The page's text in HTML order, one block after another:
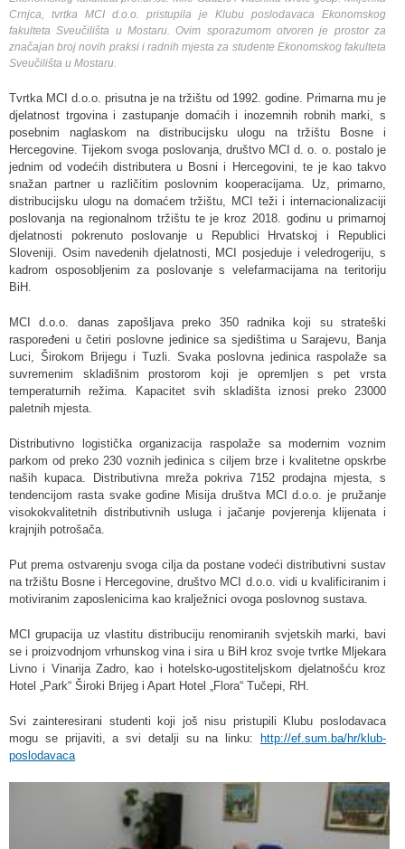
Crnjca, tvrtka MCI d.o.o. pristupila je Klubu poslodavaca Ekonomskog
fakulteta Sveučilišta u Mostaru. Ovim sporazumom otvoren je prostor za
značajan broj novih praksi i radnih mjesta za studente Ekonomskog fakulteta
Sveučilišta u Mostaru.
Tvrtka MCI d.o.o. prisutna je na tržištu od 1992. godine. Primarna mu je
djelatnost trgovina i zastupanje domaćih i inozemnih robnih marki, s
posebnim naglaskom na distribucijsku ulogu na tržištu Bosne i
Hercegovine. Tijekom svoga poslovanja, društvo MCI d. o. o. postalo je
jednim od vodećih distributera u Bosni i Hercegovini, te je kao takvo
snažan partner u različitim poslovnim kooperacijama. Uz, primarno,
distribucijsku ulogu na domaćem tržištu, MCI teži i internacionalizaciji
poslovanja na regionalnom tržištu te je kroz 2018. godinu u primarnoj
djelatnosti pokrenuto poslovanje u Republici Hrvatskoj i Republici
Sloveniji. Osim navedenih djelatnosti, MCI posjeduje i veledrogeriju, s
kadrom osposobljenim za poslovanje s velefarmacijama na teritoriju
BiH.
MCI d.o.o. danas zapošljava preko 350 radnika koji su strateški
raspoređeni u četiri poslovne jedinice sa sjedištima u Sarajevu, Banja
Luci, Širokom Brijegu i Tuzli. Svaka poslovna jedinica raspolaže sa
suvremenim skladišnim prostorom koji je opremljen s pet vrsta
temperaturnih režima. Kapacitet svih skladišta iznosi preko 23000
paletnih mjesta.
Distributivno logistička organizacija raspolaže sa modernim voznim
parkom od preko 230 voznih jedinica s ciljem brze i kvalitetne opskrbe
naših kupaca. Distributivna mreža pokriva 7152 prodajna mjesta, s
tendencijom rasta svake godine Misija društva MCI d.o.o. je pružanje
visokokvalitetnih distributivnih usluga i jačanje povjerenja klijenata i
krajnjih potrošača.
Put prema ostvarenju svoga cilja da postane vodeći distributivni sustav
na tržištu Bosne i Hercegovine, društvo MCI d.o.o. vidi u kvalificiranim i
motiviranim zaposlenicima kao kralježnici ovoga poslovnog sustava.
MCI grupacija uz vlastitu distribuciju renomiranih svjetskih marki, bavi
se i proizvodnjom vrhunskog vina i sira u BiH kroz svoje tvrtke Mljekara
Livno i Vinarija Zadro, kao i hotelsko-ugostiteljskom djelatnošću kroz
Hotel „Park“ Široki Brijeg i Apart Hotel „Flora“ Tučepi, RH.
Svi zainteresirani studenti koji još nisu pristupili Klubu poslodavaca
mogu se prijaviti, a svi detalji su na linku:
http://ef.sum.ba/hr/klub-
poslodavaca